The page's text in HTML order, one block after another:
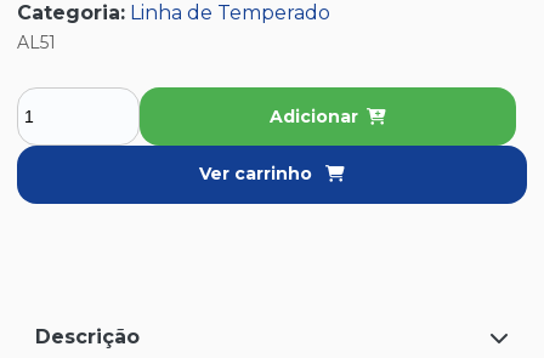
Categoria: Linha de Temperado
AL51
Adicionar
Ver carrinho
Descrição